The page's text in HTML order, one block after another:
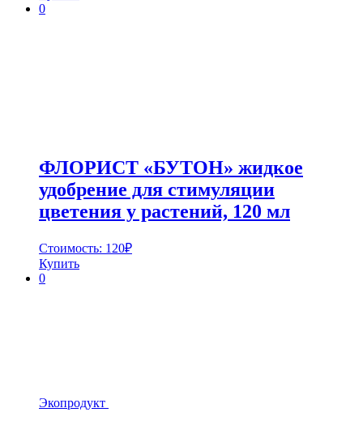
0
ФЛОРИСТ «БУТОН» жидкое
удобрение для стимуляции
цветения у растений, 120 мл
Стоимость: 120₽
Купить
0
Экопродукт